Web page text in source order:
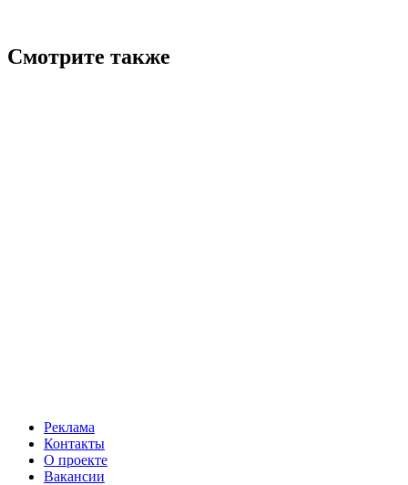
Смотрите также
Реклама
Контакты
О проекте
Вакансии